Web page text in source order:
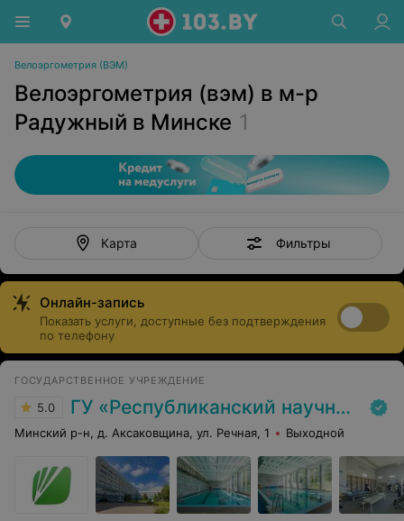
Велоэргометрия (ВЭМ)
Велоэргометрия (вэм) в м-р
Радужный в Минске 1
Карта Фильтры
Онлайн-запись
Показать услуги, доступные без подтверждения
по телефону
ГОСУДАРСТВЕННОЕ УЧРЕЖДЕНИЕ
5.0 ГУ «Республиканский научно-практический центр медицинской экспертизы и реабилитаци»
Минский р-н, д. Аксаковщина, ул. Речная, 1 Выходной